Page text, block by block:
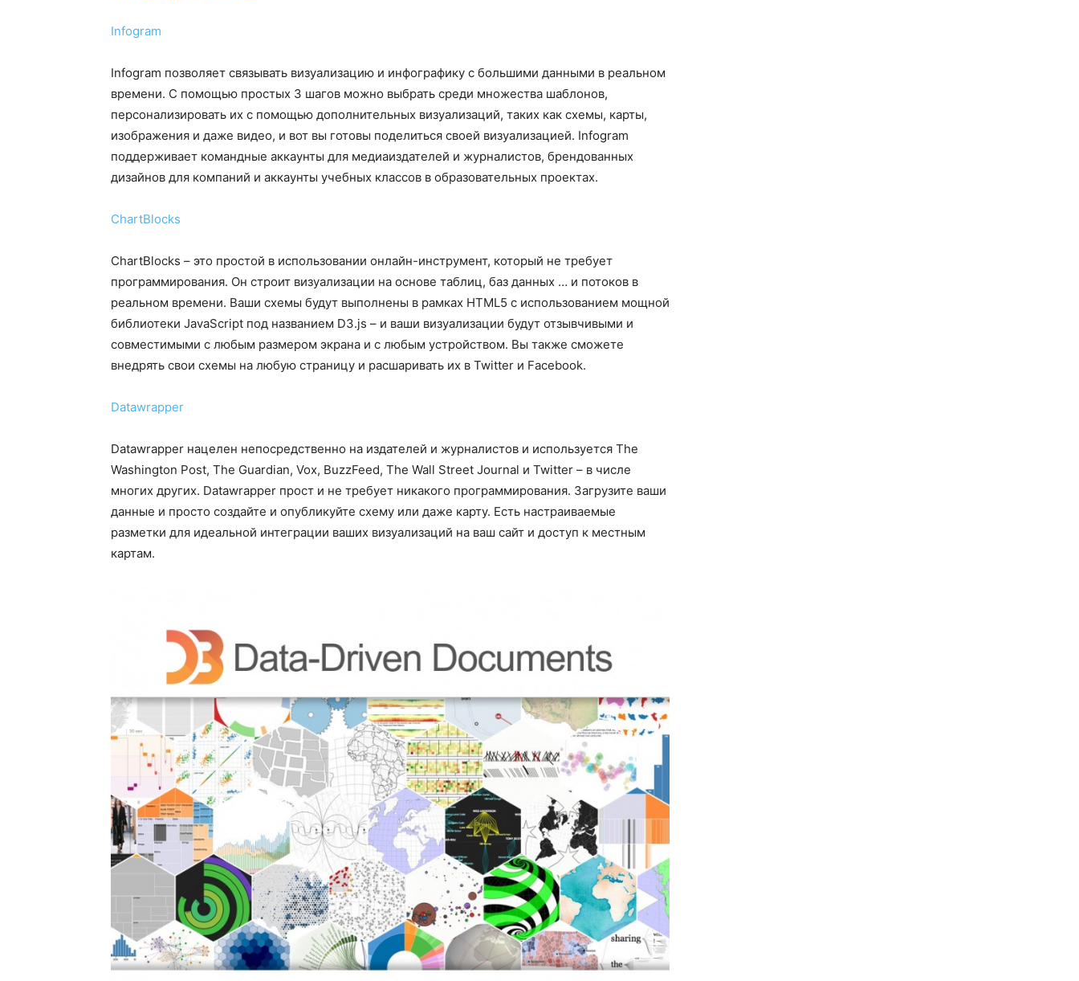
Infogram
Infogram позволяет связывать визуализацию и инфографику с большими данными в реальном
времени. С помощью простых 3 шагов можно выбрать среди множества шаблонов,
персонализировать их с помощью дополнительных визуализаций, таких как схемы, карты,
изображения и даже видео, и вот вы готовы поделиться своей визуализацией. Infogram
поддерживает командные аккаунты для медиаиздателей и журналистов, брендованных
дизайнов для компаний и аккаунты учебных классов в образовательных проектах.
ChartBlocks
ChartBlocks – это простой в использовании онлайн-инструмент, который не требует
программирования. Он строит визуализации на основе таблиц, баз данных … и потоков в
реальном времени. Ваши схемы будут выполнены в рамках HTML5 с использованием мощной
библиотеки JavaScript под названием D3.js – и ваши визуализации будут отзывчивыми и
совместимыми с любым размером экрана и с любым устройством. Вы также сможете
внедрять свои схемы на любую страницу и расшаривать их в Twitter и Facebook.
Datawrapper
Datawrapper нацелен непосредственно на издателей и журналистов и используется The
Washington Post, The Guardian, Vox, BuzzFeed, The Wall Street Journal и Twitter – в числе
многих других. Datawrapper прост и не требует никакого программирования. Загрузите ваши
данные и просто создайте и опубликуйте схему или даже карту. Есть настраиваемые
разметки для идеальной интеграции ваших визуализаций на ваш сайт и доступ к местным
картам.